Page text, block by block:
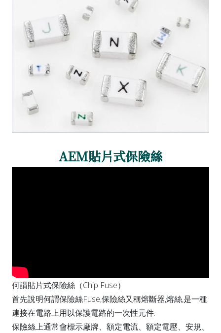
AEM貼片式保險絲
何謂貼片式保險絲（Chip Fuse）
首先說明何謂保險絲Fuse,保險絲又稱熔斷器,熔絲,是一種
連接在電路上用以保護電路的一次性元件.
保險絲上通常會標示廠牌、額定電流、額定電壓、安規、